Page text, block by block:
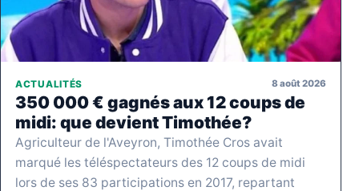
ACTUALITÉS 8 août 2026
350 000 € gagnés aux 12 coups de
midi: que devient Timothée?
Agriculteur de l'Aveyron, Timothée Cros avait
marqué les téléspectateurs des 12 coups de midi
lors de ses 83 participations en 2017, repartant